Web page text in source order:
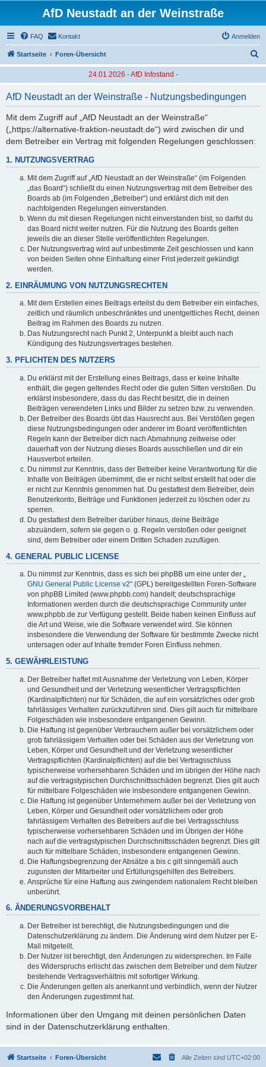
AfD Neustadt an der Weinstraße
FAQ Kontakt Anmelden
Startseite Foren-Übersicht
u
c
24.01.2026 - AfD Infostand -
AfD Neustadt an der Weinstraße - Nutzungsbedingungen
Mit dem Zugriff auf „AfD Neustadt an der Weinstraße“
(„https://alternative-fraktion-neustadt.de“) wird zwischen dir und
dem Betreiber ein Vertrag mit folgenden Regelungen geschlossen:
1. NUTZUNGSVERTRAG
Mit dem Zugriff auf „AfD Neustadt an der Weinstraße“ (im Folgenden
„das Board“) schließt du einen Nutzungsvertrag mit dem Betreiber des
Boards ab (im Folgenden „Betreiber“) und erklärst dich mit den
nachfolgenden Regelungen einverstanden.
Wenn du mit diesen Regelungen nicht einverstanden bist, so darfst du
das Board nicht weiter nutzen. Für die Nutzung des Boards gelten
jeweils die an dieser Stelle veröffentlichten Regelungen.
Der Nutzungsvertrag wird auf unbestimmte Zeit geschlossen und kann
von beiden Seiten ohne Einhaltung einer Frist jederzeit gekündigt
werden.
2. EINRÄUMUNG VON NUTZUNGSRECHTEN
Mit dem Erstellen eines Beitrags erteilst du dem Betreiber ein einfaches,
zeitlich und räumlich unbeschränktes und unentgeltliches Recht, deinen
Beitrag im Rahmen des Boards zu nutzen.
Das Nutzungsrecht nach Punkt 2, Unterpunkt a bleibt auch nach
Kündigung des Nutzungsvertrages bestehen.
3. PFLICHTEN DES NUTZERS
Du erklärst mit der Erstellung eines Beitrags, dass er keine Inhalte
enthält, die gegen geltendes Recht oder die guten Sitten verstoßen. Du
erklärst insbesondere, dass du das Recht besitzt, die in deinen
Beiträgen verwendeten Links und Bilder zu setzen bzw. zu verwenden.
Der Betreiber des Boards übt das Hausrecht aus. Bei Verstößen gegen
diese Nutzungsbedingungen oder anderer im Board veröffentlichten
Regeln kann der Betreiber dich nach Abmahnung zeitweise oder
dauerhaft von der Nutzung dieses Boards ausschließen und dir ein
Hausverbot erteilen.
Du nimmst zur Kenntnis, dass der Betreiber keine Verantwortung für die
Inhalte von Beiträgen übernimmt, die er nicht selbst erstellt hat oder die
er nicht zur Kenntnis genommen hat. Du gestattest dem Betreiber, dein
Benutzerkonto, Beiträge und Funktionen jederzeit zu löschen oder zu
sperren.
Du gestattest dem Betreiber darüber hinaus, deine Beiträge
abzuändern, sofern sie gegen o. g. Regeln verstoßen oder geeignet
sind, dem Betreiber oder einem Dritten Schaden zuzufügen.
4. GENERAL PUBLIC LICENSE
Du nimmst zur Kenntnis, dass es sich bei phpBB um eine unter der „
GNU General Public License v2“ (GPL) bereitgestellten Foren-Software
von phpBB Limited (www.phpbb.com) handelt; deutschsprachige
Informationen werden durch die deutschsprachige Community unter
www.phpbb.de zur Verfügung gestellt. Beide haben keinen Einfluss auf
die Art und Weise, wie die Software verwendet wird. Sie können
insbesondere die Verwendung der Software für bestimmte Zwecke nicht
untersagen oder auf Inhalte fremder Foren Einfluss nehmen.
5. GEWÄHRLEISTUNG
Der Betreiber haftet mit Ausnahme der Verletzung von Leben, Körper
und Gesundheit und der Verletzung wesentlicher Vertragspflichten
(Kardinalpflichten) nur für Schäden, die auf ein vorsätzliches oder grob
fahrlässiges Verhalten zurückzuführen sind. Dies gilt auch für mittelbare
Folgeschäden wie insbesondere entgangenen Gewinn.
Die Haftung ist gegenüber Verbrauchern außer bei vorsätzlichem oder
grob fahrlässigem Verhalten oder bei Schäden aus der Verletzung von
Leben, Körper und Gesundheit und der Verletzung wesentlicher
Vertragspflichten (Kardinalpflichten) auf die bei Vertragsschluss
typischerweise vorhersehbaren Schäden und im übrigen der Höhe nach
auf die vertragstypischen Durchschnittsschäden begrenzt. Dies gilt auch
für mittelbare Folgeschäden wie insbesondere entgangenen Gewinn.
Die Haftung ist gegenüber Unternehmern außer bei der Verletzung von
Leben, Körper und Gesundheit oder vorsätzlichem oder grob
fahrlässigem Verhalten des Betreibers auf die bei Vertragsschluss
typischerweise vorhersehbaren Schäden und im Übrigen der Höhe
nach auf die vertragstypischen Durchschnittsschäden begrenzt. Dies gilt
auch für mittelbare Schäden, insbesondere entgangenen Gewinn.
Die Haftungsbegrenzung der Absätze a bis c gilt sinngemäß auch
zugunsten der Mitarbeiter und Erfüllungsgehilfen des Betreibers.
Ansprüche für eine Haftung aus zwingendem nationalem Recht bleiben
unberührt.
6. ÄNDERUNGSVORBEHALT
Der Betreiber ist berechtigt, die Nutzungsbedingungen und die
Datenschutzerklärung zu ändern. Die Änderung wird dem Nutzer per E-
Mail mitgeteilt.
Der Nutzer ist berechtigt, den Änderungen zu widersprechen. Im Falle
des Widerspruchs erlischt das zwischen dem Betreiber und dem Nutzer
bestehende Vertragsverhältnis mit sofortiger Wirkung.
Die Änderungen gelten als anerkannt und verbindlich, wenn der Nutzer
den Änderungen zugestimmt hat.
Informationen über den Umgang mit deinen persönlichen Daten
sind in der Datenschutzerklärung enthalten.
Startseite Foren-Übersicht Alle Zeiten sind UTC+02:00